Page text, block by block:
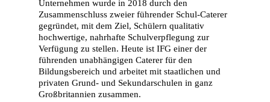
Unternehmen wurde in 2018 durch den
Zusammenschluss zweier führender Schul-Caterer
gegründet, mit dem Ziel, Schülern qualitativ
hochwertige, nahrhafte Schulverpflegung zur
Verfügung zu stellen. Heute ist IFG einer der
führenden unabhängigen Caterer für den
Bildungsbereich und arbeitet mit staatlichen und
privaten Grund- und Sekundarschulen in ganz
Großbritannien zusammen.